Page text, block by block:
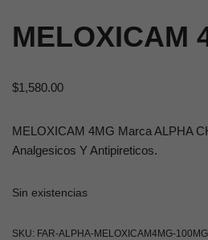
MELOXICAM
$1,580.00
MELOXICAM 4MG Marca ALPHA
Analgesicos Y Antipireticos.
Sin existencias
SKU: FAR-ALPHA-MELOXICAM4MG-100MG